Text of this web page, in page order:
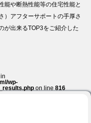
能や断熱性能等の住宅性能と
）アフターサポートの手厚さ
が出来るTOP3をご紹介した
wp-
on line816